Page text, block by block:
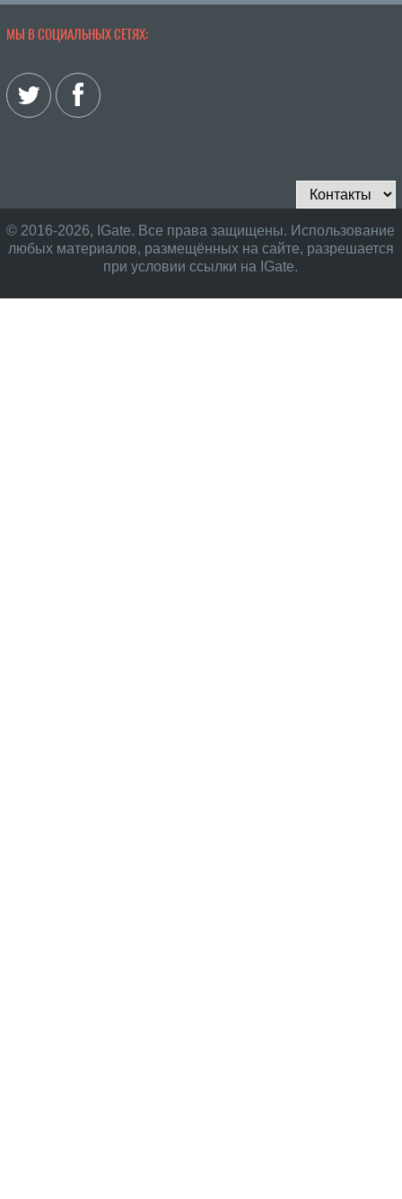
МЫ В СОЦИАЛЬНЫХ СЕТЯХ:
© 2016-2026, IGate. Все права защищены. Использование
любых материалов, размещённых на сайте, разрешается
при условии ссылки на IGate.